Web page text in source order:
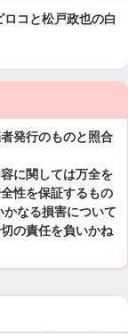
コと松戸政也の白
発行のものと照合
に関しては万全を
性を保証するもの
なる損害について
の責任を負いかね